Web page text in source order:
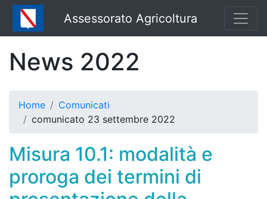
Assessorato Agricoltura
News 2022
Home
Comunicati
comunicato 23 settembre 2022
Misura 10.1: modalità e
proroga dei termini di